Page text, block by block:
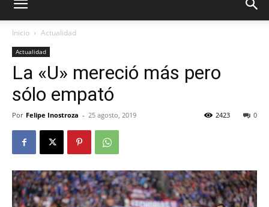
Inicio Actualidad
Actualidad
La «U» mereció más pero
sólo empató
Por Felipe Inostroza - 25 agosto, 2019 0
2423